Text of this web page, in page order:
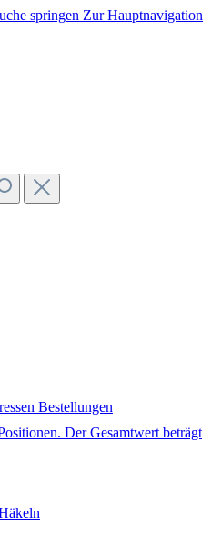
springen Zur Hauptnavigation
Bestellungen
Der Gesamtwert beträgt